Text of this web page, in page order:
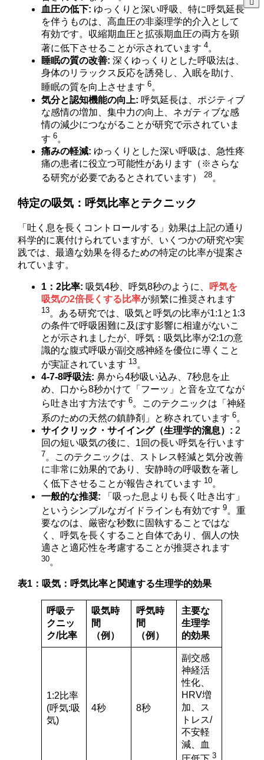
血圧の低下: ゆっくりと深い呼吸、特に呼気延長
を伴うものは、高血圧の非薬理学的介入として
有効です。収縮期血圧と拡張期血圧の両方を顕
著に低下させることが示されています4。
睡眠の質の改善: 深くゆっくりとした呼吸法は、
身体のリラックス反応を誘発し、入眠を助け、
睡眠の質を向上させます6。
気分と認知機能の向上: 呼気延長は、ポジティブ
な感情の増加、集中力の向上、ネガティブな感
情の減少につながることが研究で示されていま
す6。
痛みの軽減: ゆっくりとした深い呼吸は、急性疼
痛の患者に役立つ可能性があります（※さらな
る研究が必要であるとされています）28。
特定の吸気：呼気比率とテクニック
「吐く息を長くコントロールする」効果は上記の通り
科学的に裏付けられていますが、いくつかの研究や実
践では、最適な効果を得るための特定の比率が提案さ
れています。
1：2比率: 吸気4秒、呼気8秒のように、 呼気を
吸気の2倍長くする比率が頻繁に推奨されます
13。ある研究では、吸気と呼気の比率が1:1と1:3
の条件で呼吸困難に及ぼす影響に相違がないこ
とが示されましたが、呼気：吸気比率が2:1の意
識的な腹式呼吸が副交感神経を優位に導くこと
が実証されています 13。
4-7-8呼吸法: 鼻から4秒吸い込み、7秒息を止
め、口から8秒かけて「フーッ」と音を立てなが
ら吐き出す方法です6。このテクニックは「神経
系のための天然の鎮静剤」と称されています6。
サイクリック・サイイング（生理学的溜息）: 2
回の短い吸気の後に、1回の長い呼気を行います
7。このテクニックは、ストレス軽減と気分改善
に非常に効果的であり、安静時の呼吸数を著し
く低下させることが報告されています 10。
一般的な推奨: 「吸った息よりも長く吐き出す」
というシンプルなガイドラインも有効です9。重
要なのは、厳密な秒数に固執することではな
く、呼気を長くすること自体であり、個人の快
適さと適応性を考慮することが推奨されます
30。
表1：吸気：呼気比率と関連する生理学的効果
呼吸テ
クニッ
ク/比率
吸気時
間
（例）
呼気時
間
（例）
主要な
生理学
的効果
1:2比率
(呼気:吸
気)
4秒 8秒
副交感
神経活
性化、
HRV増
加、ス
トレス/
不安軽
減、血
3